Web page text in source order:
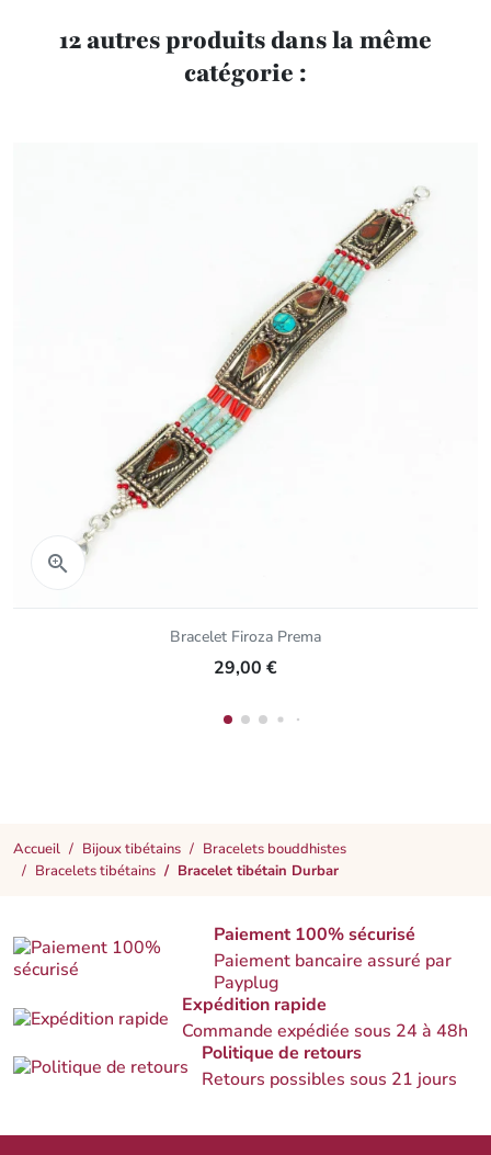
12 autres produits dans la même
catégorie :
 Aperçu rapide
Bracelet Firoza Prema
29,00 €
Accueil Bijoux tibétains
Bracelets bouddhistes
Bracelets tibétains
Bracelet tibétain Durbar
Paiement 100% sécurisé
Paiement bancaire assuré par
Payplug
Expédition rapide
Commande expédiée sous 24 à 48h
Politique de retours
Retours possibles sous 21 jours